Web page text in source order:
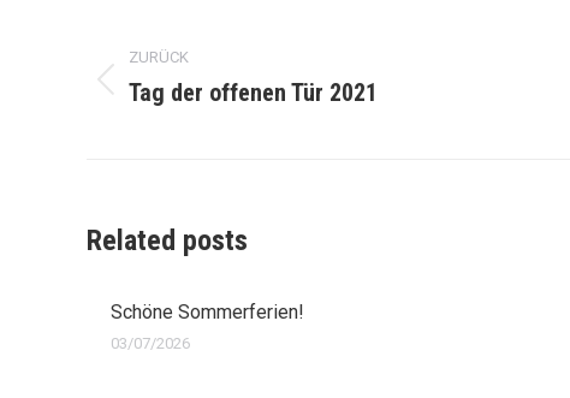
ZURÜCK
Vorheriger
Tag der offenen Tür 2021
Related posts
Schöne Sommerferien!
03/07/2026